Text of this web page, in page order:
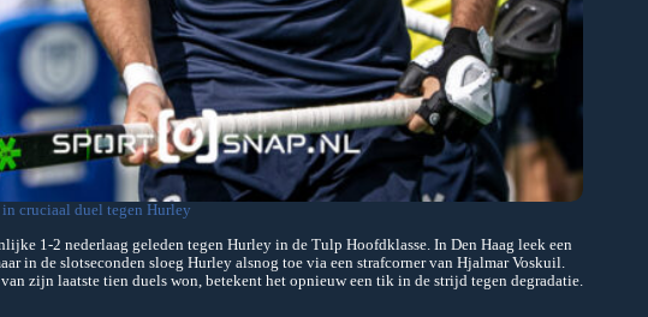
cruciaal duel tegen Hurley
1-2 nederlaag geleden tegen Hurley in de Tulp Hoofdklasse. In Den Haag leek een
in de slotseconden sloeg Hurley alsnog toe via een strafcorner van Hjalmar Voskuil.
zijn laatste tien duels won, betekent het opnieuw een tik in de strijd tegen degradatie.